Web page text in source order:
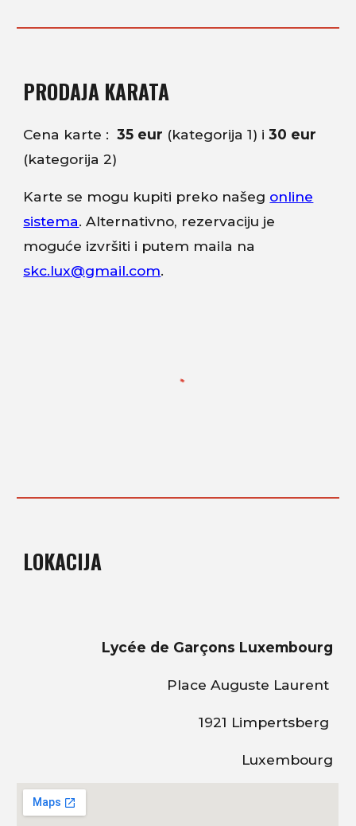
PRODAJA KARATA
Cena karte : 35 eur (kategorija 1) i30 eur
(kategorija 2)
Karte se mogu kupiti preko našeg online
sistema. Alternativno, rezervaciju je
moguće izvršiti i putem maila na
skc.lux@gmail.com.
LOKACIJA
Lycée de Garçons Luxembourg
Place Auguste Laurent
1921 Limpertsberg
Luxembourg